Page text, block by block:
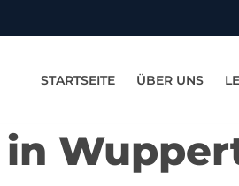
STARTSEITE ÜBER UNS